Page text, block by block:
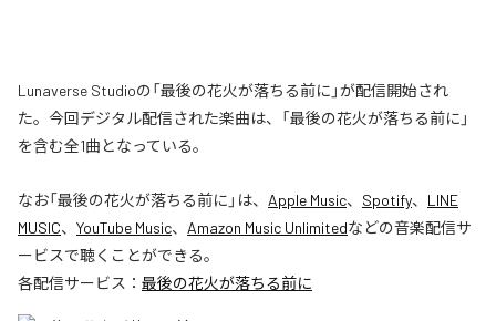
Lunaverse Studioの「最後の花火が落ちる前に」が配信開始され
た。今回デジタル配信された楽曲は、「最後の花火が落ちる前に」
を含む全1曲となっている。
なお「最後の花火が落ちる前に 」は、 Apple Music、 Spotify、 LINE
MUSIC、 YouTube Music、 Amazon Music Unlimitedなどの音楽配信サ
ービスで聴くことができる。
各配信サービス： 最後の花火が落ちる前に